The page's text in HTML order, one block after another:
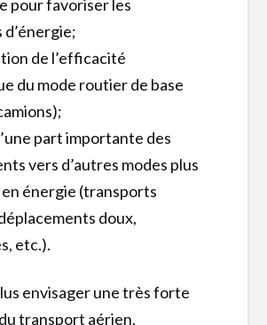
pour favoriser les
de l’efficacité
du mode routier de base
part importante des
vers d’autres modes plus
énergie (transports
doux,
etc.).
envisager une très forte
transport aérien,